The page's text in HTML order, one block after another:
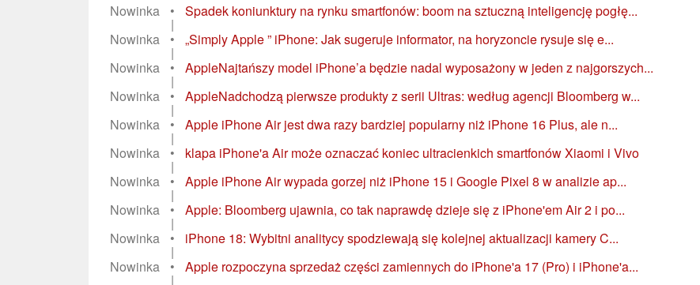
Nowinka
• Spadek koniunktury na rynku smartfonów: boom na sztuczną inteligencję pogłę...
|
Nowinka
• „Simply Apple ” iPhone: Jak sugeruje informator, na horyzoncie rysuje się e...
|
Nowinka
• AppleNajtańszy model iPhone’a będzie nadal wyposażony w jeden z najgorszych...
|
Nowinka
• AppleNadchodzą pierwsze produkty z serii Ultras: według agencji Bloomberg w...
|
Nowinka
• Apple iPhone Air jest dwa razy bardziej popularny niż iPhone 16 Plus, ale n...
|
Nowinka
• klapa iPhone'a Air może oznaczać koniec ultracienkich smartfonów Xiaomi i Vivo
|
Nowinka
• Apple iPhone Air wypada gorzej niż iPhone 15 i Google Pixel 8 w analizie ap...
|
Nowinka
• Apple: Bloomberg ujawnia, co tak naprawdę dzieje się z iPhone'em Air 2 i po...
|
Nowinka
• iPhone 18: Wybitni analitycy spodziewają się kolejnej aktualizacji kamery C...
|
Nowinka
• Apple rozpoczyna sprzedaż części zamiennych do iPhone'a 17 (Pro) i iPhone'a...
|